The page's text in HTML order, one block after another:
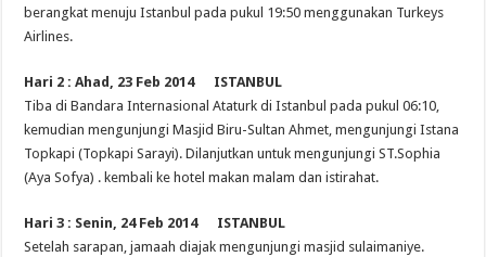
berangkat menuju Istanbul pada pukul 19:50 menggunakan Turkeys
Airlines.
Hari 2 : Ahad, 23 Feb 2014 ISTANBUL
Tiba di Bandara Internasional Ataturk di Istanbul pada pukul 06:10,
kemudian mengunjungi Masjid Biru-Sultan Ahmet, mengunjungi Istana
Topkapi (Topkapi Sarayi). Dilanjutkan untuk mengunjungi ST.Sophia
(Aya Sofya) . kembali ke hotel makan malam dan istirahat.
Hari 3 : Senin, 24 Feb 2014 ISTANBUL
Setelah sarapan, jamaah diajak mengunjungi masjid sulaimaniye.